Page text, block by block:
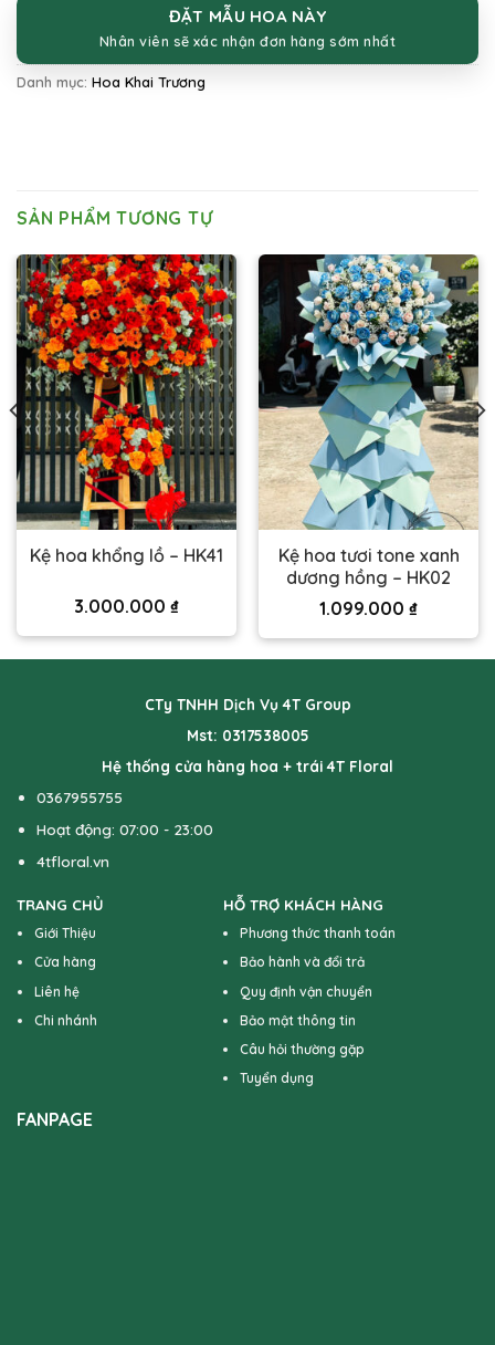
ĐẶT MẪU HOA NÀY
Nhân viên sẽ xác nhận đơn hàng sớm nhất
Danh mục: Hoa Khai Trương
SẢN PHẨM TƯƠNG TỰ
Kệ hoa khổng lồ – HK41
3.000.000 ₫
Kệ hoa tươi tone xanh
dương hồng – HK02
1.099.000 ₫
CTy TNHH Dịch Vụ 4T Group
Mst: 0317538005
Hệ thống cửa hàng hoa + trái 4T Floral
0367955755
Hoạt động: 07:00 - 23:00
4tfloral.vn
TRANG CHỦ
Giới Thiệu
Cửa hàng
Liên hệ
Chi nhánh
HỖ TRỢ KHÁCH HÀNG
Phương thức thanh toán
Bảo hành và đổi trả
Quy định vận chuyển
Bảo mật thông tin
Câu hỏi thường gặp
Tuyển dụng
FANPAGE